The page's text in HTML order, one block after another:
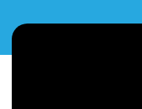
บทความ